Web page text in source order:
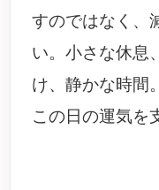
すのではなく、
い。小さな休息
け、静かな時間
この日の運気を